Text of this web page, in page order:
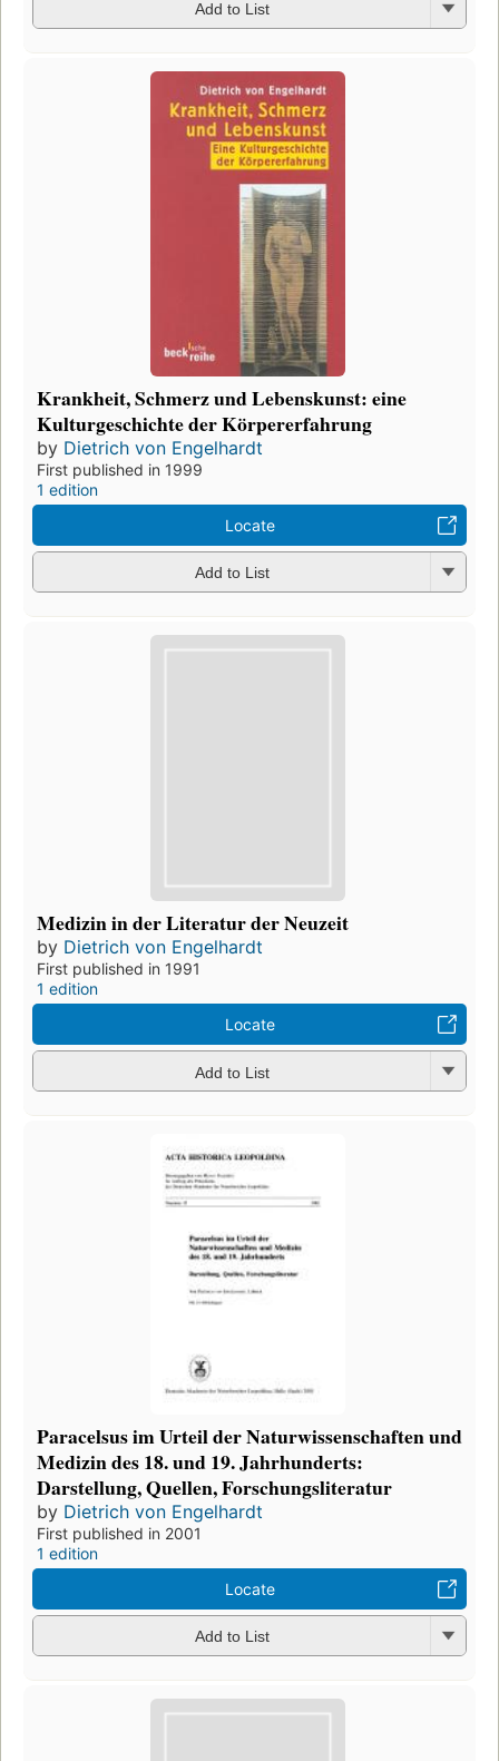
Add to List
Krankheit, Schmerz und Lebenskunst: eine
Kulturgeschichte der Körpererfahrung
by Dietrich von Engelhardt
First published in 1999
1 edition
Locate
Add to List
Medizin in der Literatur der Neuzeit
by Dietrich von Engelhardt
First published in 1991
1 edition
Locate
Add to List
Paracelsus im Urteil der Naturwissenschaften und
Medizin des 18. und 19. Jahrhunderts:
Darstellung, Quellen, Forschungsliteratur
by Dietrich von Engelhardt
First published in 2001
1 edition
Locate
Add to List